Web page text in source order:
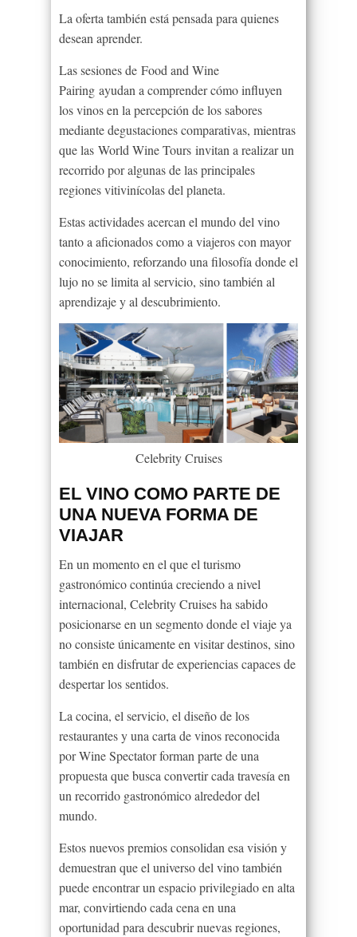
La oferta también está pensada para quienes
desean aprender.
Las sesiones de Food and Wine
Pairing ayudan a comprender cómo influyen
los vinos en la percepción de los sabores
mediante degustaciones comparativas, mientras
que las World Wine Tours invitan a realizar un
recorrido por algunas de las principales
regiones vitivinícolas del planeta.
Estas actividades acercan el mundo del vino
tanto a aficionados como a viajeros con mayor
conocimiento, reforzando una filosofía donde el
lujo no se limita al servicio, sino también al
aprendizaje y al descubrimiento.
Celebrity Cruises
EL VINO COMO PARTE DE
UNA NUEVA FORMA DE
VIAJAR
En un momento en el que el turismo
gastronómico continúa creciendo a nivel
internacional, Celebrity Cruises ha sabido
posicionarse en un segmento donde el viaje ya
no consiste únicamente en visitar destinos, sino
también en disfrutar de experiencias capaces de
despertar los sentidos.
La cocina, el servicio, el diseño de los
restaurantes y una carta de vinos reconocida
por Wine Spectator forman parte de una
propuesta que busca convertir cada travesía en
un recorrido gastronómico alrededor del
mundo.
Estos nuevos premios consolidan esa visión y
demuestran que el universo del vino también
puede encontrar un espacio privilegiado en alta
mar, convirtiendo cada cena en una
oportunidad para descubrir nuevas regiones,